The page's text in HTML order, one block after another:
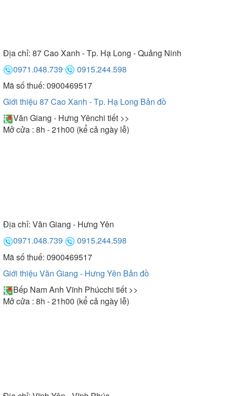
Địa chỉ: 87 Cao Xanh - Tp. Hạ Long - Quảng Ninh
0971.048.739
0915.244.598
Mã số thuế: 0900469517
Giới thiệu 87 Cao Xanh - Tp. Hạ Long Bản đồ
Văn Giang - Hưng Yênchi tiết >>
Mở cửa : 8h - 21h00 (kể cả ngày lễ)
Địa chỉ: Văn Giang - Hưng Yên
0971.048.739
0915.244.598
Mã số thuế: 0900469517
Giới thiệu Văn Giang - Hưng Yên Bản đồ
Bếp Nam Anh Vĩnh Phúcchi tiết >>
Mở cửa : 8h - 21h00 (kể cả ngày lễ)